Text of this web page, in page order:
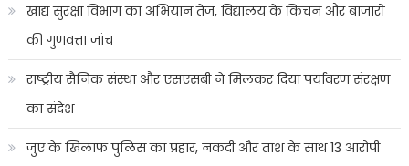
खाद्य सुरक्षा विभाग का अभियान तेज, विद्यालय के किचन और बाजारों
की गुणवत्ता जांच
राष्ट्रीय सैनिक संस्था और एसएसबी ने मिलकर दिया पर्यावरण संरक्षण
का संदेश
जुए के खिलाफ पुलिस का प्रहार, नकदी और ताश के साथ 13 आरोपी